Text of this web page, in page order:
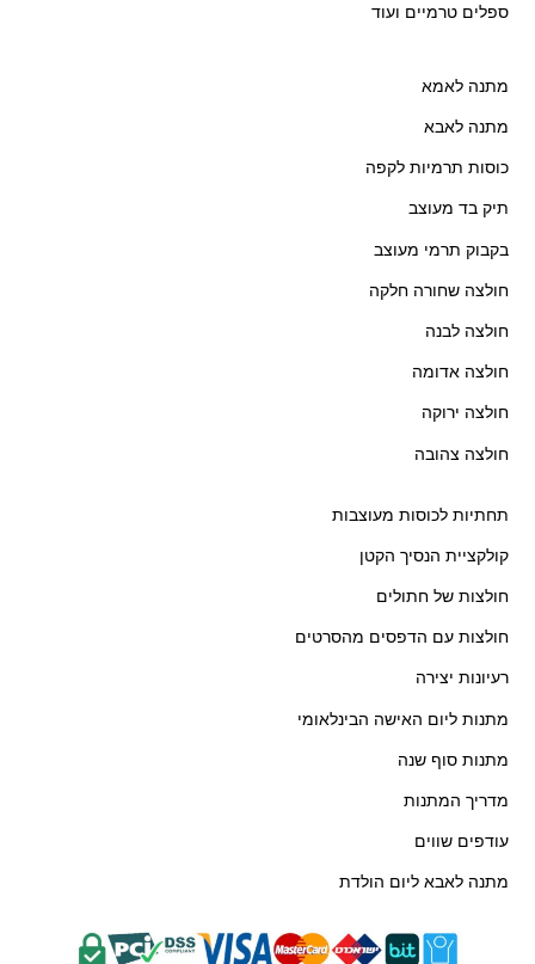
ספלים טרמיים ועוד
מתנה לאמא
מתנה לאבא
כוסות תרמיות לקפה
תיק בד מעוצב
בקבוק תרמי מעוצב
חולצה שחורה חלקה
חולצה לבנה
חולצה אדומה
חולצה ירוקה
חולצה צהובה
תחתיות לכוסות מעוצבות
קולקציית הנסיך הקטן
חולצות של חתולים
חולצות עם הדפסים מהסרטים
רעיונות יצירה
מתנות ליום האישה הבינלאומי
מתנות סוף שנה
מדריך המתנות
עודפים שווים
מתנה לאבא ליום הולדת